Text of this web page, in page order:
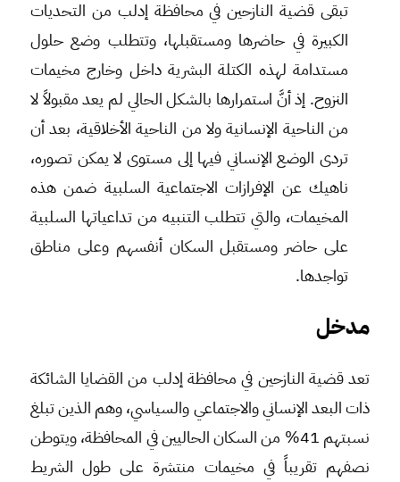
تبقى قضية النازحين في محافظة إدلب من التحديات
الكبيرة في حاضرها ومستقبلها، وتتطلب وضع حلول
مستدامة لهذه الكتلة البشرية داخل وخارج مخيمات
النزوح. إذ أنَّ استمرارها بالشكل الحالي لم يعد مقبولاً لا
من الناحية الإنسانية ولا من الناحية الأخلاقية، بعد أن
تردى الوضع الإنساني فيها إلى مستوى لا يمكن تصوره،
ناهيك عن الإفرازات الاجتماعية السلبية ضمن هذه
المخيمات، والتي تتطلب التنبيه من تداعياتها السلبية
على حاضر ومستقبل السكان أنفسهم وعلى مناطق
تواجدها.
مدخل
تعد قضية النازحين في محافظة إدلب من القضايا الشائكة
ذات البعد الإنساني والاجتماعي والسياسي، وهم الذين تبلغ
نسبتهم 41% من السكان الحاليين في المحافظة، ويتوطن
نصفهم تقريباً في مخيمات منتشرة على طول الشريط